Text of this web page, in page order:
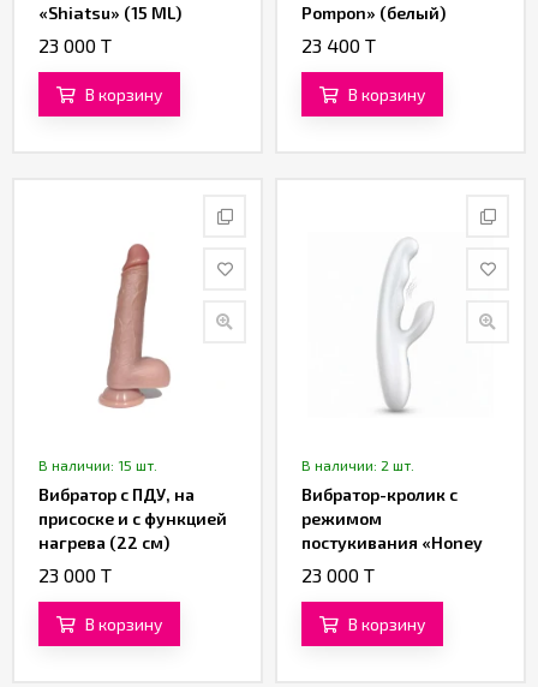
«Shiatsu» (15 ML)
23 000 T
В корзину
Pompon» (белый)
23 400 T
В корзину
В наличии: 15 шт.
Вибратор с ПДУ, на
присоске и с функцией
нагрева (22 см)
23 000 T
В корзину
В наличии: 2 шт.
Вибратор-кролик с
режимом
постукивания «Honey
Hop» (белый)
23 000 T
В корзину